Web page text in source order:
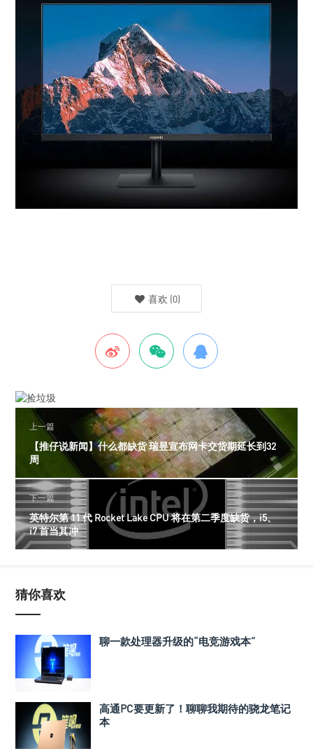
喜欢 (0)
上一篇
【推仔说新闻】什么都缺货 瑞昱宣布网卡交货期延长到32
周
下一篇
英特尔第 11 代 Rocket Lake CPU 将在第二季度缺货，i5、
i7 首当其冲
猜你喜欢
聊一款处理器升级的“电竞游戏本”
高通PC要更新了！聊聊我期待的骁龙笔记
本